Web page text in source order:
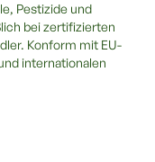
Pestizide und
bei zertifizierten
Konform mit EU-
internationalen